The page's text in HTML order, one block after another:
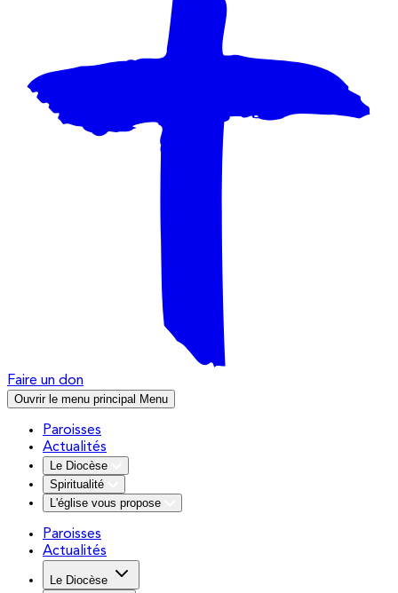
Faire un don
Ouvrir le menu principal Menu
Paroisses
Actualités
Le Diocèse
Spiritualité
L'église vous propose
Paroisses
Actualités
Le Diocèse